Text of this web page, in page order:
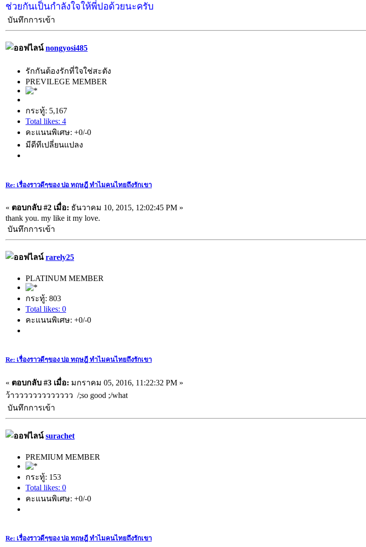
ช่วยกันเป็นกำลังใจให้พี่ปอด้วยนะครับ
บันทึกการเข้า
nongyosi485
รักกันต้องรักที่ใจใช่สะตัง
PREVILEGE MEMBER
กระทู้: 5,167
Total likes: 4
คะแนนพิเศษ: +0/-0
มีดีทีเปลี่ยนแปลง
Re: เรื่องราวดีๆของ ปอ ทฤษฎี ทำไมคนไทยถึงรักเขา
« ตอบกลับ #2 เมื่อ: ธันวาคม 10, 2015, 12:02:45 PM »
thank you. my like it my love.
บันทึกการเข้า
rarely25
PLATINUM MEMBER
กระทู้: 803
Total likes: 0
คะแนนพิเศษ: +0/-0
Re: เรื่องราวดีๆของ ปอ ทฤษฎี ทำไมคนไทยถึงรักเขา
« ตอบกลับ #3 เมื่อ: มกราคม 05, 2016, 11:22:32 PM »
ว้าววววววววววววว /;so good ;/what
บันทึกการเข้า
surachet
PREMIUM MEMBER
กระทู้: 153
Total likes: 0
คะแนนพิเศษ: +0/-0
Re: เรื่องราวดีๆของ ปอ ทฤษฎี ทำไมคนไทยถึงรักเขา